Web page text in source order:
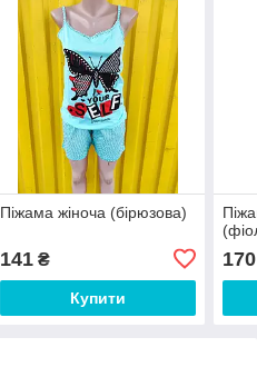
Піжама жіноча (бірюзова)
141₴
Купити
170